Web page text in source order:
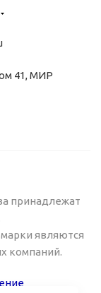
41, МИР
принадлежат
являются
компаний.